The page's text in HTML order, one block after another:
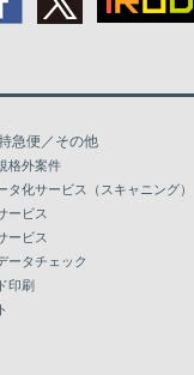
急便／その他
格外案件
タ化サービス（スキャニング）
ービス
ービス
ータチェック
印刷